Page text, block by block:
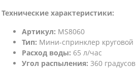
Технические характеристики:
Артикул: MS8060
Тип: Мини-спринклер круговой
Расход воды: 65 л/час
Угол распыления: 360 градусов